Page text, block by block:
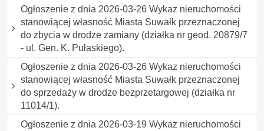
Ogłoszenie z dnia 2026-03-26 Wykaz nieruchomości
stanowiącej własność Miasta Suwałk przeznaczonej
do zbycia w drodze zamiany (działka nr geod. 20879/7
- ul. Gen. K. Pułaskiego).
Ogłoszenie z dnia 2026-03-26 Wykaz nieruchomości
stanowiącej własność Miasta Suwałk przeznaczonej
do sprzedaży w drodze bezprzetargowej (działka nr
11014/1).
Ogłoszenie z dnia 2026-03-19 Wykaz nieruchomości